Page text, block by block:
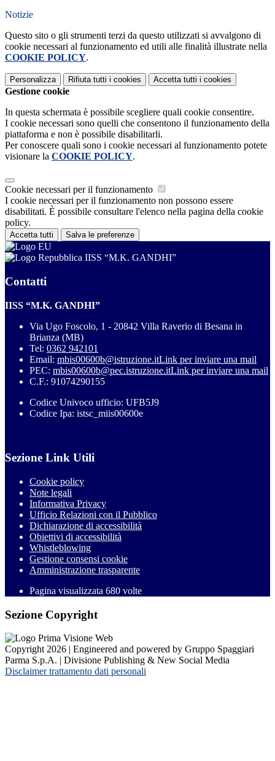
Notizie
Questo sito o gli strumenti terzi da questo utilizzati si avvalgono di
cookie necessari al funzionamento ed utili alle finalità illustrate nella
COOKIE POLICY.
Personalizza Rifiuta tutti i cookies Accetta tutti i cookies
Gestione cookie
In questa schermata è possibile scegliere quali cookie consentire.
I cookie necessari sono quelli che consentono il funzionamento della
piattaforma e non è possibile disabilitarli.
Per conoscere quali sono i cookie necessari al funzionamento potete
visionare la COOKIE POLICY.
Cookie necessari per il funzionamento
I cookie necessari per il funzionamento non possono essere
disabilitati. È possibile consultare l'elenco nella pagina della cookie
policy.
Accetta tutti Salva le preferenze
IISS “M.K. GANDHI”
Contatti
IISS “M.K. GANDHI”
Via Ugo Foscolo, 1 - 20842 Villa Raverio di Besana in
Brianza (MB)
Tel: 0362 942101
Email: mbis00600b@istruzione.itLink per inviare una mail
PEC: mbis00600b@pec.istruzione.itLink per inviare una mail
C.F.: 91074290155
Codice Univoco ufficio: UFB5J9
Codice Ipa: istsc_miis00600e
Sezione Link Utili
Cookie policy
Note legali
Informativa Privacy
Ufficio Relazioni con il Pubblico
Dichiarazione di accessibilità
Obiettivi di accessibilità
Whistleblowing
Gestione consensi cookie
Amministrazione trasparente
Pagina visualizzata 680 volte
Sezione Copyright
Copyright 2026 | Engineered and powered by Gruppo Spaggiari
Parma S.p.A. | Divisione Publishing & New Social Media
Disclaimer trattamento dati personali